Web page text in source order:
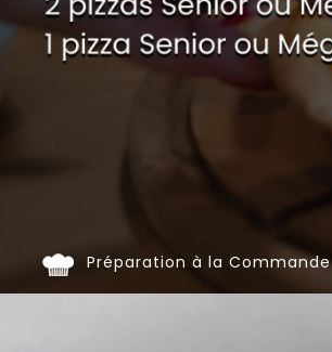
Contact
Mobile
Programme
Fidélité
Vos
Préparation à la Commande